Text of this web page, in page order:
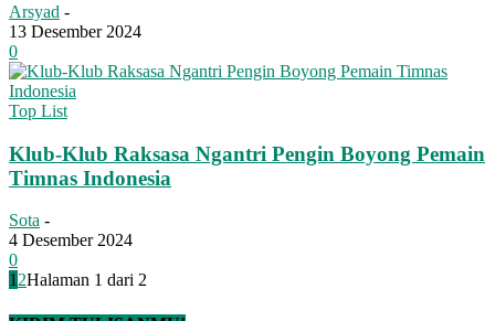
Arsyad -
13 Desember 2024
0
Top List
Klub-Klub Raksasa Ngantri Pengin Boyong Pemain
Timnas Indonesia
Sota -
4 Desember 2024
0
1 2Halaman 1 dari 2